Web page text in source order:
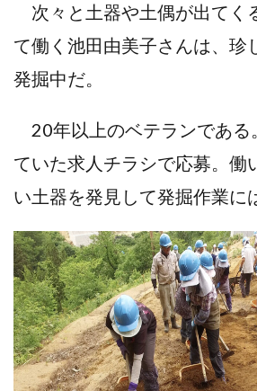
次々と土器や土偶が出てく
て働く池田由美子さんは、珍
発掘中だ。
20年以上のベテランである
ていた求人チラシで応募。働
い土器を発見して発掘作業に